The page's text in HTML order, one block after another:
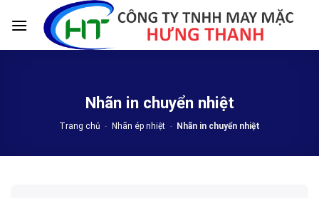
Nhãn in chuyển nhiệt
Trang chủ - Nhãn ép nhiệt - Nhãn in chuyển nhiệt